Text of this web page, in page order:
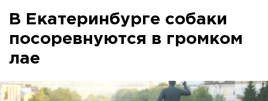
В Екатеринбурге собаки
посоревнуются в громком
лае